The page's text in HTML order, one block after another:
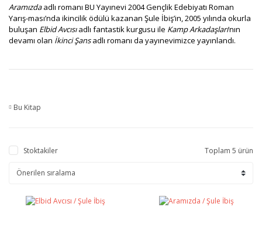
Aramızda adlı romanı BU Yayınevi 2004 Gençlik Edebiyatı Roman
Yarış-ması’nda ikincilik ödülü kazanan Şule İbiş’in, 2005 yılında okurla
buluşan Elbid Avcısı adlı fantastik kurgusu ile Kamp Arkadaşları’nın
devamı olan İkinci Şans adlı romanı da yayınevimizce yayınlandı.
Bu Kitap
Stoktakiler Toplam 5 ürün